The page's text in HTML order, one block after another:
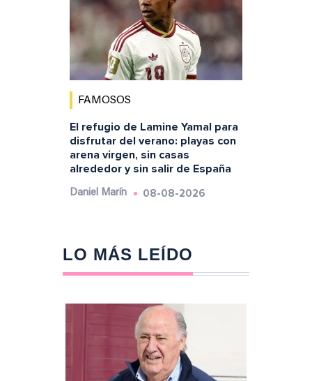
FAMOSOS
El refugio de Lamine Yamal para
disfrutar del verano: playas con
arena virgen, sin casas
alrededor y sin salir de España
Daniel Marín 08-08-2026
LO MÁS LEÍDO